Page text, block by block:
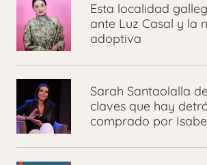
Esta localidad
ante Luz Casal y la
adoptiva
Sarah Santaolalla
claves que hay
comprado por